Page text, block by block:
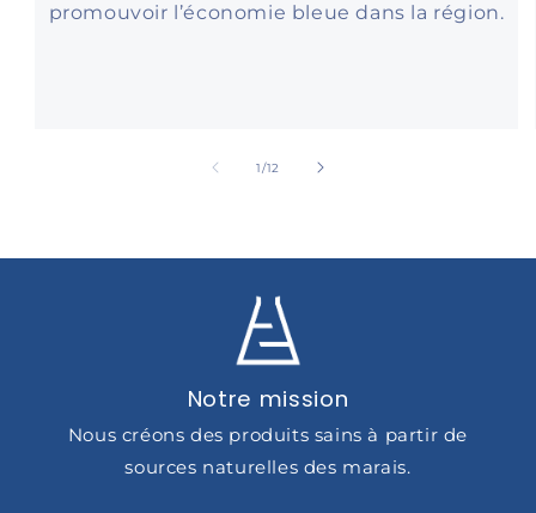
promouvoir l’économie bleue dans la région.
1/de
12
Notre mission
Nous créons des produits sains à partir de
sources naturelles des marais.